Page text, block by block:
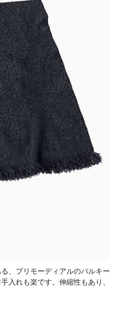
、プリモーディアルのバルキー
入れも楽です。伸縮性もあり、